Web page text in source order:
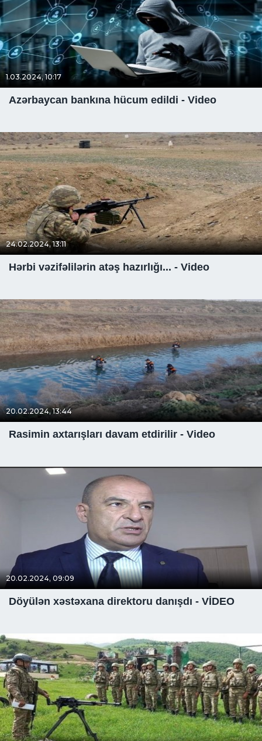
1.03.2024, 10:17
Azərbaycan bankına hücum edildi - Video
24.02.2024, 13:11
Hərbi vəzifəlilərin atəş hazırlığı... - Video
20.02.2024, 13:44
Rasimin axtarışları davam etdirilir - Video
20.02.2024, 09:09
Döyülən xəstəxana direktoru danışdı - VİDEO